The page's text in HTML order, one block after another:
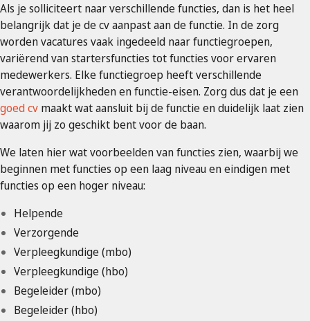
Als je solliciteert naar verschillende functies, dan is het heel
belangrijk dat je de cv aanpast aan de functie. In de zorg
worden vacatures vaak ingedeeld naar functiegroepen,
variërend van startersfuncties tot functies voor ervaren
medewerkers. Elke functiegroep heeft verschillende
verantwoordelijkheden en functie-eisen. Zorg dus dat je een
goed cv maakt wat aansluit bij de functie en duidelijk laat zien
waarom jij zo geschikt bent voor de baan.
We laten hier wat voorbeelden van functies zien, waarbij we
beginnen met functies op een laag niveau en eindigen met
functies op een hoger niveau:
Helpende
Verzorgende
Verpleegkundige (mbo)
Verpleegkundige (hbo)
Begeleider (mbo)
Begeleider (hbo)